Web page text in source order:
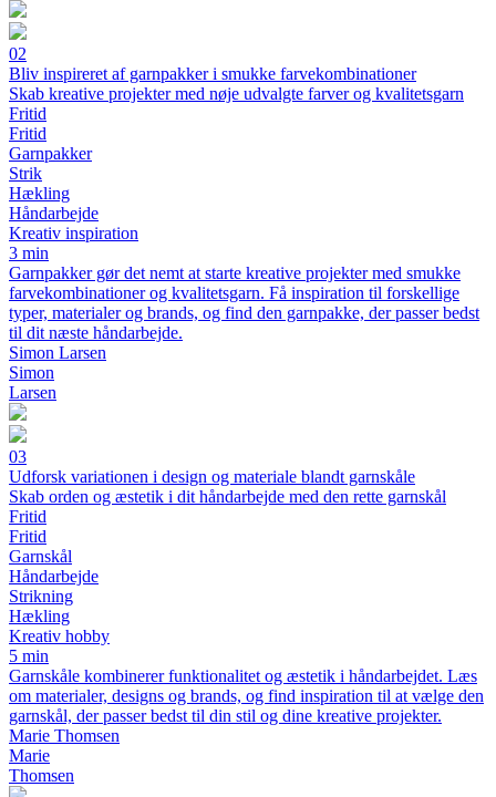
02
Bliv inspireret af garnpakker i smukke farvekombinationer
Skab kreative projekter med nøje udvalgte farver og kvalitetsgarn
Fritid
Fritid
Garnpakker
Strik
Hækling
Håndarbejde
Kreativ inspiration
3 min
Garnpakker gør det nemt at starte kreative projekter med smukke
farvekombinationer og kvalitetsgarn. Få inspiration til forskellige
typer, materialer og brands, og find den garnpakke, der passer bedst
til dit næste håndarbejde.
Simon Larsen
Simon
Larsen
03
Udforsk variationen i design og materiale blandt garnskåle
Skab orden og æstetik i dit håndarbejde med den rette garnskål
Fritid
Fritid
Garnskål
Håndarbejde
Strikning
Hækling
Kreativ hobby
5 min
Garnskåle kombinerer funktionalitet og æstetik i håndarbejdet. Læs
om materialer, designs og brands, og find inspiration til at vælge den
garnskål, der passer bedst til din stil og dine kreative projekter.
Marie Thomsen
Marie
Thomsen